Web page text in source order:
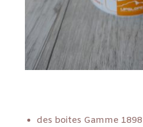
des boites Gamme 1898